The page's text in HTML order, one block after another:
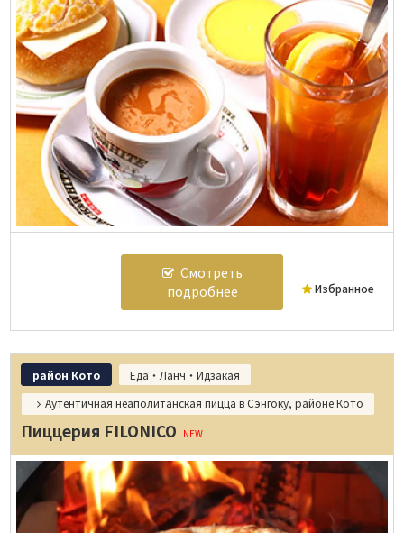
Избранное
Смотреть
подробнее
район Кото
Еда・Ланч・Идзакая
Аутентичная неаполитанская пицца в Сэнгоку, районе Кото
Пиццерия FILONICO NEW